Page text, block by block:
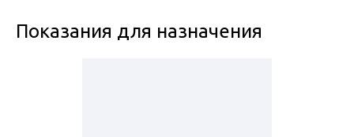
Показания для назначения